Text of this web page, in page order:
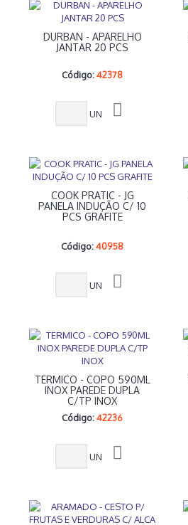
DURBAN - APARELHO
JANTAR 20 PCS
Código: 42378
UN
COOK PRATIC - JG
PANELA INDUÇÃO C/ 10
PCS GRAFITE
Código: 40958
UN
TERMICO - COPO 590ML
INOX PAREDE DUPLA
C/TP INOX
Código: 42236
UN